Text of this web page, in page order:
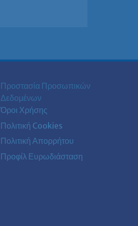
Προστασία Προσωπικών
Δεδομένων
Όροι Χρήσης
Πολιτική Cookies
Πολιτική Απορρήτου
Προφίλ Ευρωδιάσταση